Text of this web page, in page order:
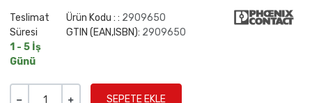
Teslimat
Süresi
1 - 5 İş
Günü
Ürün Kodu : : 2909650
GTIN (EAN,ISBN): 2909650